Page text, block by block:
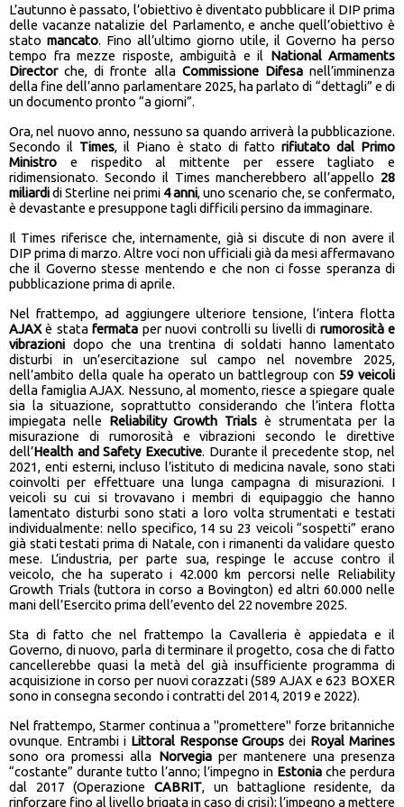
L’autunno è passato, l’obiettivo è diventato pubblicare il DIP prima
delle vacanze natalizie del Parlamento, e anche quell’obiettivo è
stato mancato. Fino all’ultimo giorno utile, il Governo ha perso
tempo fra mezze risposte, ambiguità e il National Armaments
Directorche, di fronte alla Commissione Difesanell’imminenza
della fine dell’anno parlamentare 2025, ha parlato di “dettagli” e di
un documento pronto “a giorni”.
Ora, nel nuovo anno, nessuno sa quando arriverà la pubblicazione.
Secondo il Times, il Piano è stato di fattorifiutato dal Primo
Ministro e rispedito al mittente per essere tagliato e
ridimensionato. Secondo il Times mancherebbero all’appello 28
miliardidi Sterline nei primi 4 anni, uno scenario che, se confermato,
è devastante e presuppone tagli difficili persino da immaginare.
Il Times riferisce che, internamente, già si discute di non avere il
DIP prima di marzo. Altre voci non ufficiali già da mesi affermavano
che il Governo stesse mentendo e che non ci fosse speranza di
pubblicazione prima di aprile.
Nel frattempo, ad aggiungere ulteriore tensione, l’intera flotta
AJAXè statafermata per nuovi controlli su livelli di rumorosità e
vibrazioni dopo che una trentina di soldati hanno lamentato
disturbi in un’esercitazione sul campo nel novembre 2025,
nell’ambito della quale ha operato un battlegroup con59 veicoli
della famiglia AJAX. Nessuno, al momento, riesce a spiegare quale
sia la situazione, soprattutto considerando che l’intera flotta
impiegata nelle Reliability Growth Trials è strumentata per la
misurazione di rumorosità e vibrazioni secondo le direttive
dell’Health and Safety Executive. Durante il precedente stop, nel
2021, enti esterni, incluso l’istituto di medicina navale, sono stati
coinvolti per effettuare una lunga campagna di misurazioni. I
veicoli su cui si trovavano i membri di equipaggio che hanno
lamentato disturbi sono stati a loro volta strumentati e testati
individualmente: nello specifico, 14 su 23 veicoli “sospetti” erano
già stati testati prima di Natale, con i rimanenti da validare questo
mese. L’industria, per parte sua, respinge le accuse contro il
veicolo, che ha superato i 42.000 km percorsi nelle Reliability
Growth Trials (tuttora in corso a Bovington) ed altri 60.000 nelle
mani dell’Esercito prima dell’evento del 22 novembre 2025.
Sta di fatto che nel frattempo la Cavalleria è appiedata e il
Governo, di nuovo, parla di terminare il progetto, cosa che di fatto
cancellerebbe quasi la metà del già insufficiente programma di
acquisizione in corso per nuovi corazzati (589 AJAX e 623 BOXER
sono in consegna secondo i contratti del 2014, 2019 e 2022).
Nel frattempo, Starmer continua a "promettere" forze britanniche
ovunque. Entrambi i Littoral Response Groups dei Royal Marines
sono ora promessi alla Norvegiaper mantenere una presenza
“costante” durante tutto l’anno; l’impegno in Estonia che perdura
dal 2017 (OperazioneCABRIT, un battaglione residente, da
rinforzare fino al livello brigata in caso di crisi); l’impegno a mettere